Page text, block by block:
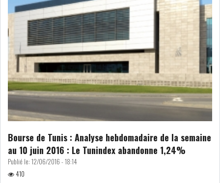
ENTRÉE EN VIGUEUR DE LA
TAXE SUR LE PATR...
FISCALITÉ : LONGUE LISTE
DES ACTIVITÉS Q...
BOURSE DE TUNIS : UN OUTIL
DE FINANCEMEN...
LE CALENDRIER FISCAL ET
SOCIAL 2021: LES...
Bourse de Tunis : Analyse hebdomadaire de la semaine
au 10 juin 2016 : Le Tunindex abandonne 1,24%
Publié le: 12/06/2016 - 18:14
410